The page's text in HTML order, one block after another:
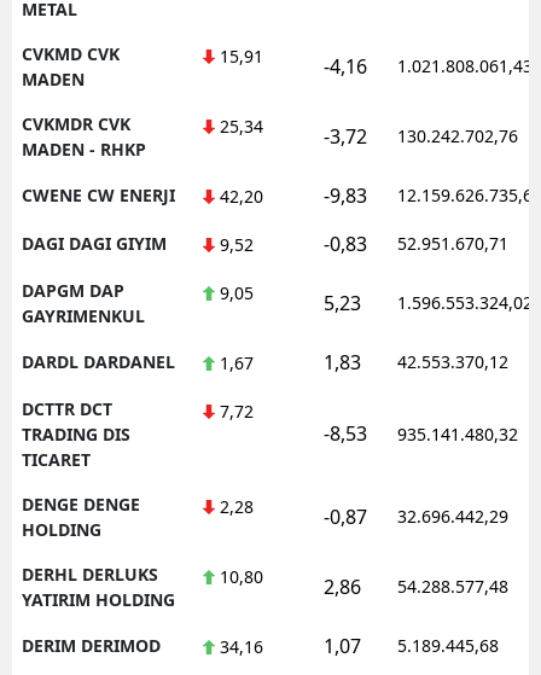
METAL
CVKMD CVK
MADEN
15,91 -4,16 1.021.808.061,43
CVKMDR CVK
MADEN - RHKP
25,34 -3,72 130.242.702,76
CWENE CW ENERJI 42,20 -9,83 12.159.626.735,62
DAGI DAGI GIYIM 9,52 -0,83 52.951.670,71
DAPGM DAP
GAYRIMENKUL
9,05 5,23 1.596.553.324,02
DARDL DARDANEL 1,67 1,83 42.553.370,12
DCTTR DCT
TRADING DIS
TICARET
7,72
-8,53 935.141.480,32
DENGE DENGE
HOLDING
2,28 -0,87 32.696.442,29
DERHL DERLUKS
YATIRIM HOLDING
10,80 2,86 54.288.577,48
DERIM DERIMOD 34,16 1,07 5.189.445,68